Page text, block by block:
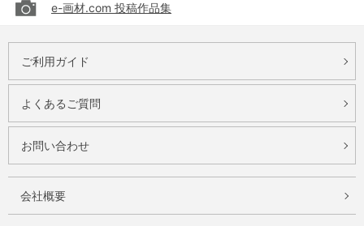
e-画材.com 投稿作品集
ご利用ガイド
よくあるご質問
お問い合わせ
会社概要